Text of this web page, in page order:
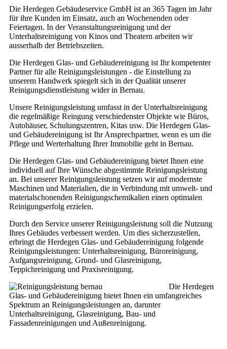
Die Herdegen Gebäudeservice GmbH ist an 365 Tagen im Jahr
für ihre Kunden im Einsatz, auch an Wochenenden oder
Feiertagen. In der Veranstaltungsreinigung und der
Unterhaltsreinigung von Kinos und Theatern arbeiten wir
ausserhalb der Betriebszeiten.
Die Herdegen Glas- und Gebäudereinigung ist Ihr kompetenter
Partner für alle Reinigungsleistungen - die Einstellung zu
unserem Handwerk spiegelt sich in der Qualität unserer
Reinigungsdienstleistung wider in Bernau.
Unsere Reinigungsleistung umfasst in der Unterhaltsreinigung
die regelmäßige Reingung verschiedenster Objekte wie Büros,
Autohäuser, Schulungszentren, Kitas usw. Die Herdegen Glas-
und Gebäudereinigung ist Ihr Ansprechpartner, wenn es um die
Pflege und Werterhaltung Ihrer Immobilie geht in Bernau.
Die Herdegen Glas- und Gebäudereinigung bietet Ihnen eine
individuell auf Ihre Wünsche abgestimmte Reinigungsleistung
an. Bei unserer Reinigungsleistung setzen wir auf modernste
Maschinen und Materialien, die in Verbindung mit umwelt- und
materialschonenden Reinigungschemikalien einen optimalen
Reinigungserfolg erzielen.
Durch den Service unserer Reinigungsleistung soll die Nutzung
Ihres Gebäudes verbessert werden. Um dies sicherzustellen,
erbringt die Herdegen Glas- und Gebäudereinigung folgende
Reinigungsleistungen: Unterhaltsreinigung, Büroreinigung,
Aufgangsreinigung, Grund- und Glasreinigung,
Teppichreinigung und Praxisreinigung.
Die Herdegen
Glas- und Gebäudereinigung bietet Ihnen ein umfangreiches
Spektrum an Reinigungsleistungen an, darunter
Unterhaltsreinigung, Glasreinigung, Bau- und
Fassadenreinigungen und Außenreinigung.